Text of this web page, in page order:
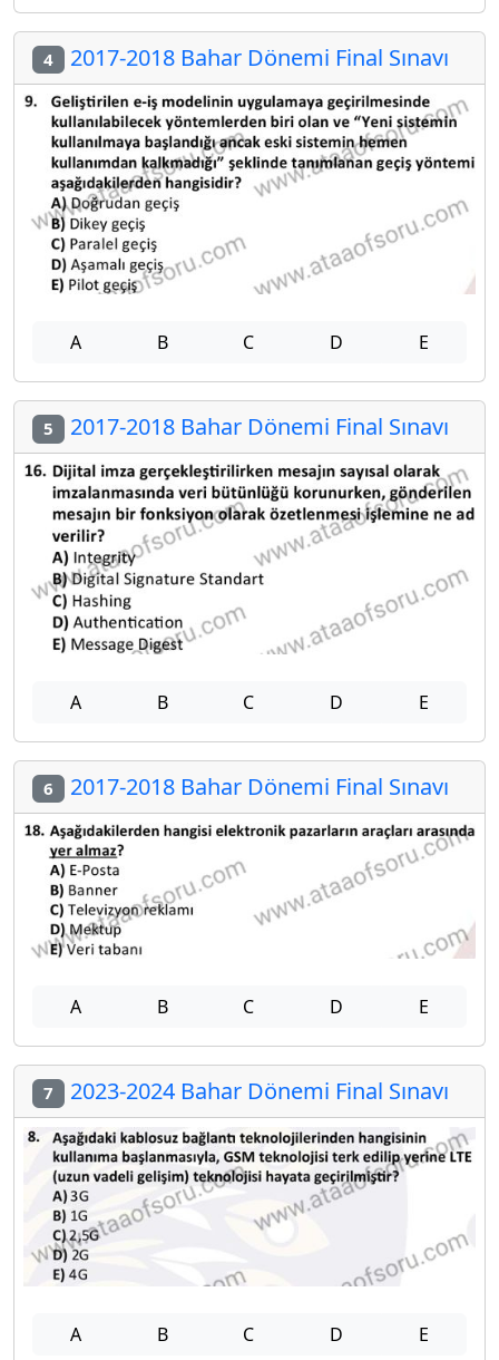
4 2017-2018 Bahar Dönemi Final Sınavı
A B C D E
5 2017-2018 Bahar Dönemi Final Sınavı
A B C D E
6 2017-2018 Bahar Dönemi Final Sınavı
A B C D E
7 2023-2024 Bahar Dönemi Final Sınavı
A B C D E